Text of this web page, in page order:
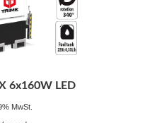
6x160W LED
MwSt.